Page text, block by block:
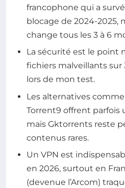
francophone qui a
blocage de 2024-2025,
change tous les 3 à 6
La sécurité est le point
fichiers malveillants
lors de mon test.
Les alternatives
Torrent9 offrent parfois
mais Gktorrents reste
contenus rares.
Un VPN est
en 2026, surtout en
(devenue l’Arcom)